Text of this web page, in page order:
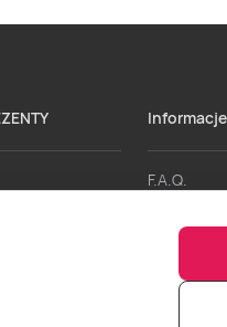
Informacje
F.A.Q.
Formy